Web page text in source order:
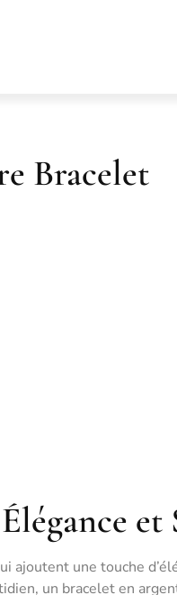
Bracelet
et
ajoutent une touche
un bracelet en